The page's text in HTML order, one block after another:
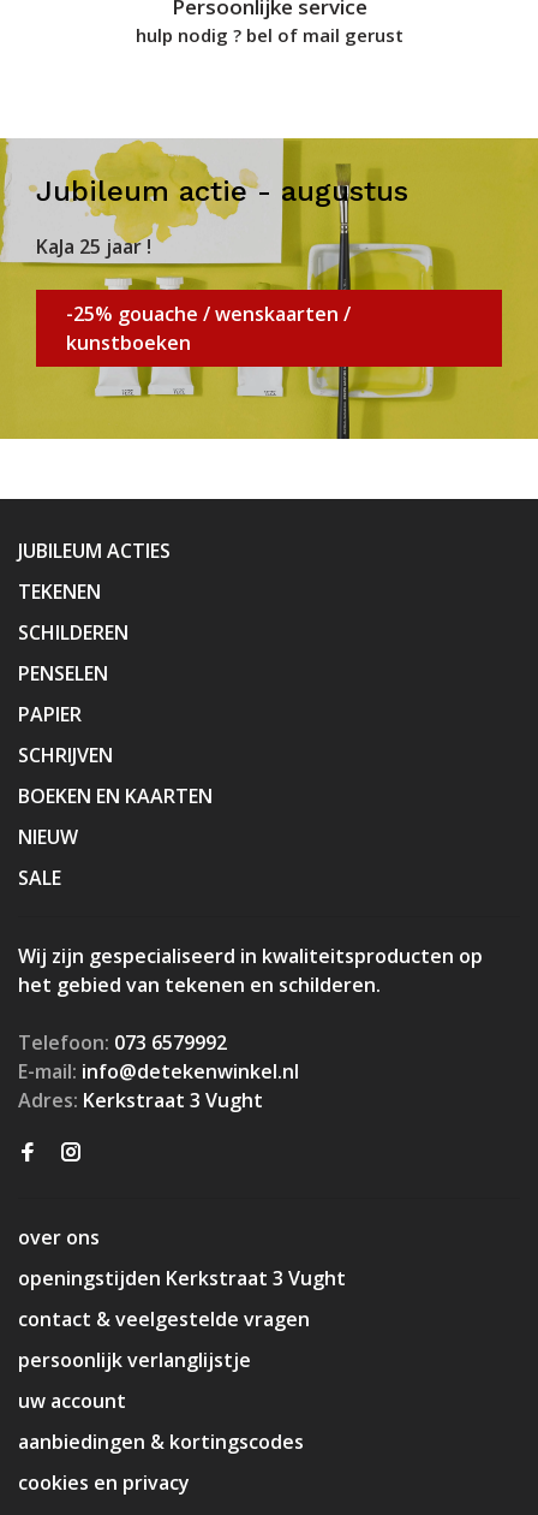
Persoonlijke service
hulp nodig ? bel of mail gerust
Jubileum actie - augustus
KaJa 25 jaar !
-25% gouache / wenskaarten /
kunstboeken
JUBILEUM ACTIES
TEKENEN
SCHILDEREN
PENSELEN
PAPIER
SCHRIJVEN
BOEKEN EN KAARTEN
NIEUW
SALE
Wij zijn gespecialiseerd in kwaliteitsproducten op
het gebied van tekenen en schilderen.
Telefoon: 073 6579992
E-mail: info@detekenwinkel.nl
Adres: Kerkstraat 3 Vught
over ons
openingstijden Kerkstraat 3 Vught
contact & veelgestelde vragen
persoonlijk verlanglijstje
uw account
aanbiedingen & kortingscodes
cookies en privacy